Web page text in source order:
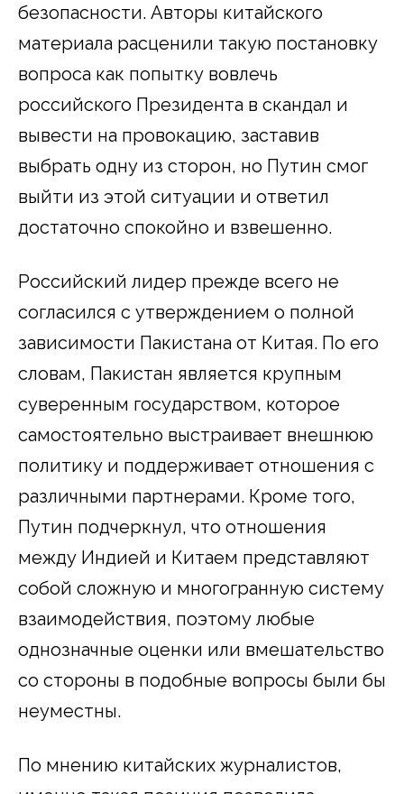
безопасности. Авторы китайского
материала расценили такую постановку
вопроса как попытку вовлечь
российского Президента в скандал и
вывести на провокацию, заставив
выбрать одну из сторон, но Путин смог
выйти из этой ситуации и ответил
достаточно спокойно и взвешенно.
Российский лидер прежде всего не
согласился с утверждением о полной
зависимости Пакистана от Китая. По его
словам, Пакистан является крупным
суверенным государством, которое
самостоятельно выстраивает внешнюю
политику и поддерживает отношения с
различными партнерами. Кроме того,
Путин подчеркнул, что отношения
между Индией и Китаем представляют
собой сложную и многогранную систему
взаимодействия, поэтому любые
однозначные оценки или вмешательство
со стороны в подобные вопросы были бы
неуместны.
По мнению китайских журналистов,